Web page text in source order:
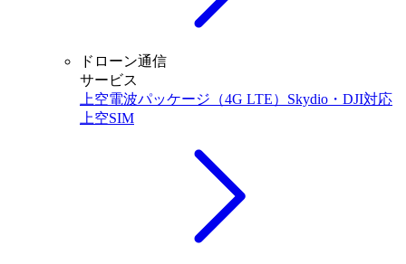
ドローン通信
サービス
上空電波パッケージ（4G LTE）Skydio・DJI対応
上空SIM